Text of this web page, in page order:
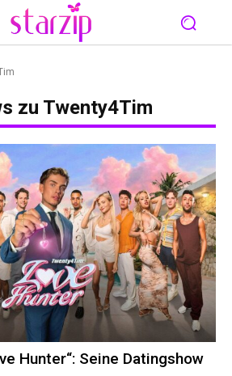
zu Twenty4Tim
Hunter“: Seine Datingshow